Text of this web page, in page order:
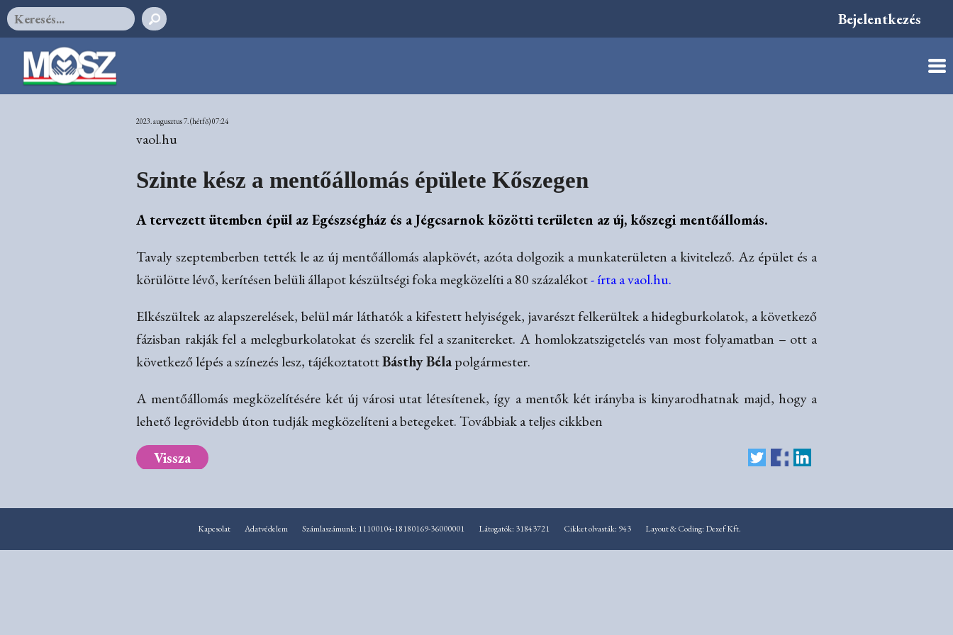
Bejelentkezés
2023. augusztus 7. (hétfő) 07:24
vaol.hu
Szinte kész a mentőállomás épülete Kőszegen
A tervezett ütemben épül az Egészségház és a Jégcsarnok közötti területen az új, kőszegi mentőállomás.
Tavaly szeptemberben tették le az új mentőállomás alapkövét, azóta dolgozik a munkaterületen a kivitelező. Az épület és a
körülötte lévő, kerítésen belüli állapot készültségi foka megközelíti a 80 százalékot- írta a vaol.hu.
Elkészültek az alapszerelések, belül már láthatók a kifestett helyiségek, javarészt felkerültek a hidegburkolatok, a következő
fázisban rakják fel a melegburkolatokat és szerelik fel a szanitereket. A homlokzatszigetelés van most folyamatban – ott a
következő lépés a színezés lesz, tájékoztatottBásthy Bélapolgármester.
A mentőállomás megközelítésére két új városi utat létesítenek, így a mentők két irányba is kinyarodhatnak majd, hogy a
lehető legrövidebb úton tudják megközelíteni a betegeket. Továbbiak a teljes cikkben
Vissza
Kapcsolat Adatvédelem Számlaszámunk: 11100104-18180169-36000001 Látogatók: 31843721 Cikket olvasták: 943 Layout & Coding: Dexef Kft.